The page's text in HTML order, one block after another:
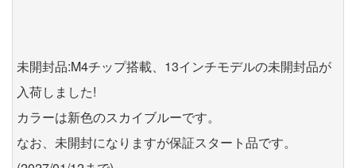
未開封品:M4チップ搭載、13インチモデルの未開封品が
入荷しました!
カラーは新色のスカイブルーです。
なお、未開封になりますが保証スタート品です。